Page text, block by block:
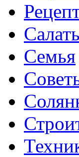
Семья